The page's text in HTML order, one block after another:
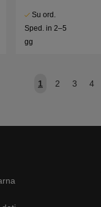
Su ord.
Sped. in 2–5
gg
1 2 3 4